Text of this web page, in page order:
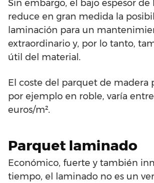
Sin embargo, el bajo espesor de
reduce en gran medida la
laminación para un
extraordinario y, por lo tanto,
útil del material.
El coste del parquet de madera
por ejemplo en roble, varía
euros/m².
Parquet laminado
Económico, fuerte y también
tiempo, el laminado no es un